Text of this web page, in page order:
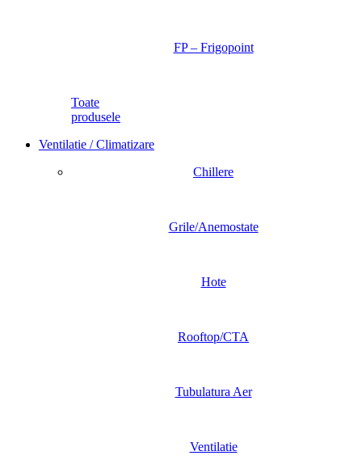
FP – Frigopoint
Toate
produsele
Ventilatie / Climatizare
Chillere
Grile/Anemostate
Hote
Rooftop/CTA
Tubulatura Aer
Ventilatie